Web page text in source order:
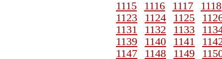
1115
1116 1117
1118
1123
1124 1125
1131
1132 1133
1139
1140 1141
1147
1148 1149